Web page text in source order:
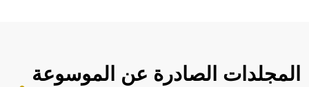
المجلدات الصادرة عن الموسوعة